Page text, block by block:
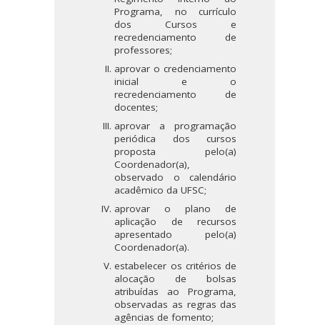
Programa, no currículo
dos Cursos e
recredenciamento de
professores;
aprovar o credenciamento
inicial e o
recredenciamento de
docentes;
aprovar a programação
periódica dos cursos
proposta pelo(a)
Coordenador(a),
observado o calendário
acadêmico da UFSC;
aprovar o plano de
aplicação de recursos
apresentado pelo(a)
Coordenador(a).
estabelecer os critérios de
alocação de bolsas
atribuídas ao Programa,
observadas as regras das
agências de fomento;